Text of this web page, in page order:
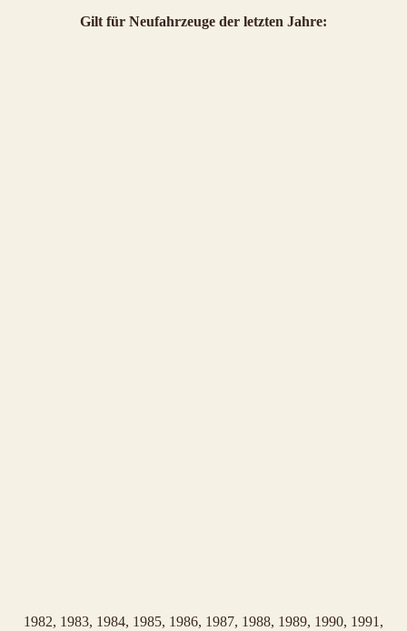
Gilt für Neufahrzeuge der letzten Jahre:
1982, 1983, 1984, 1985, 1986, 1987, 1988, 1989, 1990, 1991,